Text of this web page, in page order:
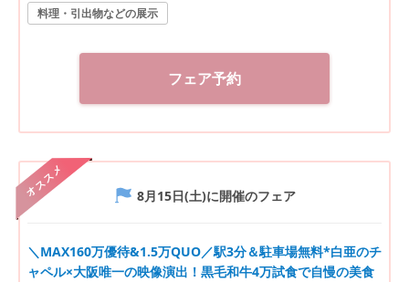
料理・引出物などの展示
フェア予約
オススメ 8月15日(土)に開催のフェア
＼MAX160万優待&1.5万QUO／駅3分＆駐車場無料*白亜のチ
ャペル×大阪唯一の映像演出！黒毛和牛4万試食で自慢の美食